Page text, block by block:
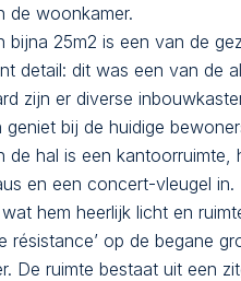
de woonkamer.
bijna 25m2 is een van de
detail: dit was een van de
zijn er diverse
geniet bij de huidige
de hal is een
en een concert-vleugel
hem heerlijk licht en
résistance’ op de begane
De ruimte bestaat uit een